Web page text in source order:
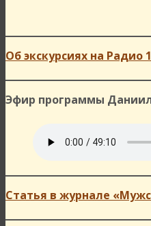
Об экскурсиях на Радио 1
Эфир программы
Статья в журнале